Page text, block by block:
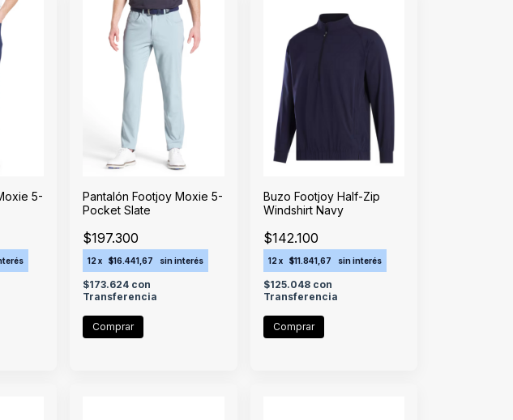
5-
Pantalón Footjoy Moxie 5-
Pocket Slate
$197.300
12 x $16.441,67 sin interés
$173.624 con
Transferencia
Comprar
Buzo Footjoy Half-Zip
Windshirt Navy
$142.100
12 x $11.841,67 sin interés
$125.048 con
Transferencia
Comprar